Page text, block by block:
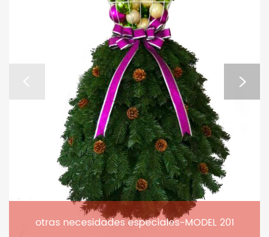
otras necesidades especiales-MODEL 201